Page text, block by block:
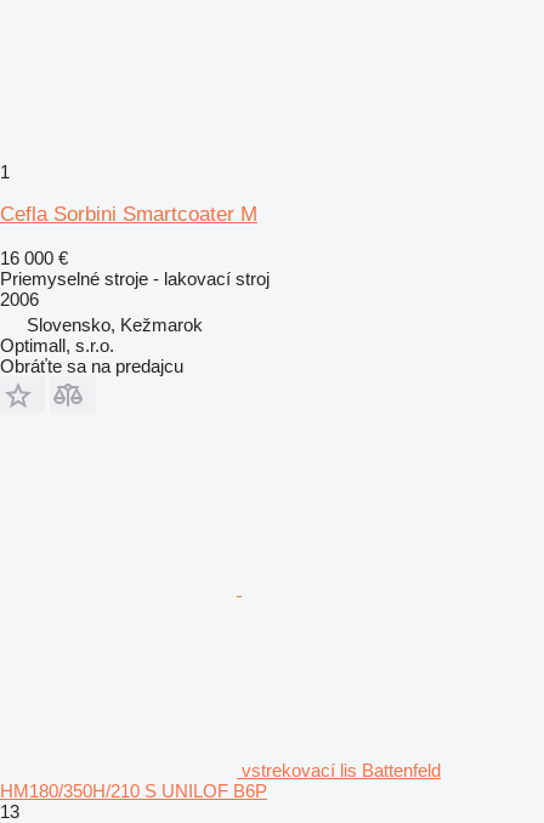
1
Cefla Sorbini Smartcoater M
16 000 €
Priemyselné stroje - lakovací stroj
2006
Slovensko, Kežmarok
Optimall, s.r.o.
Obráťte sa na predajcu
vstrekovací lis Battenfeld
HM180/350H/210 S UNILOF B6P
13